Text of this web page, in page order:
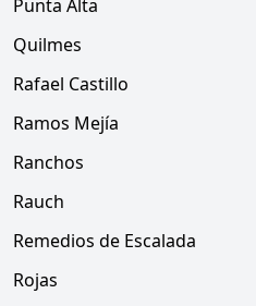
Punta Alta
Quilmes
Rafael Castillo
Ramos Mejía
Ranchos
Rauch
Remedios de Escalada
Rojas